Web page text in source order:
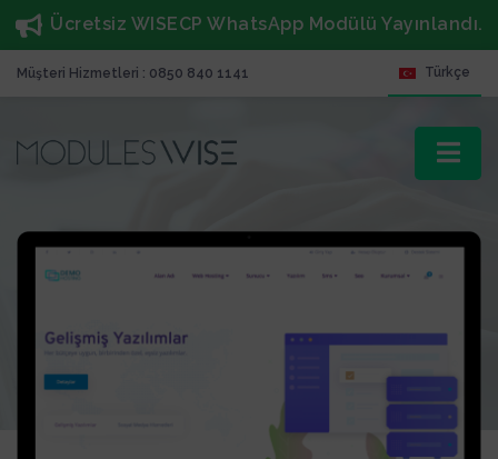
Ücretsiz WISECP WhatsApp Modülü Yayınlandı.
Müşteri Hizmetleri : 0850 840 1141 Türkçe